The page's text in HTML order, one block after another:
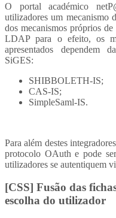
O portal académico
utilizadores um mecanismo
dos mecanismos próprios
LDAP para o efeito, os
apresentados dependem
SiGES:
SHIBBOLETH-IS;
CAS-IS;
SimpleSaml-IS.
Para além destes
protocolo OAuth e pode
utilizadores se autentiquem
[CSS] Fusão das
escolha do utilizador